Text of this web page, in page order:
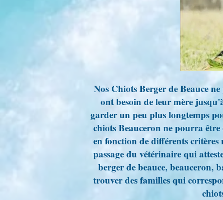
Nos Chiots Berger de Beauce
ont besoin de leur mère
garder un peu plus longtemps
chiots Beauceron ne pourra
en fonction de différents
passage du vétérinaire qui
berger de beauce, beauceron,
trouver des familles qui